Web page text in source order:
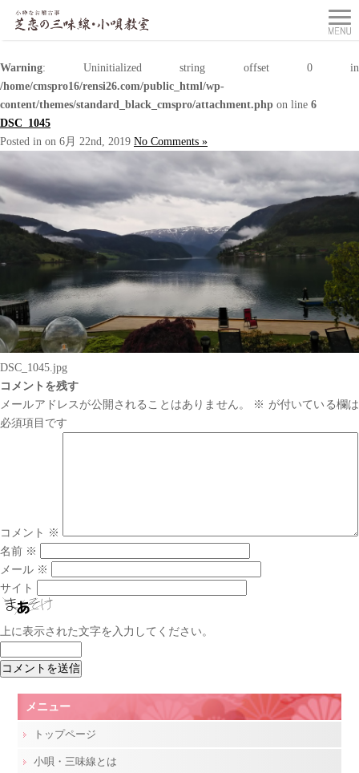
Warning: Uninitialized string offset 0 in
/home/cmspro16/rensi26.com/public_html/wp-
content/themes/standard_black_cmspro/attachment.php on line 6
DSC_1045
Posted in on 6月 22nd, 2019 No Comments »
DSC_1045.jpg
コメントを残す
メールアドレスが公開されることはありません。
※ が付いている欄は
必須項目です
コメント ※
名前 ※
メール ※
サイト
上に表示された文字を入力してください。
メニュー
トップページ
小唄・三味線とは